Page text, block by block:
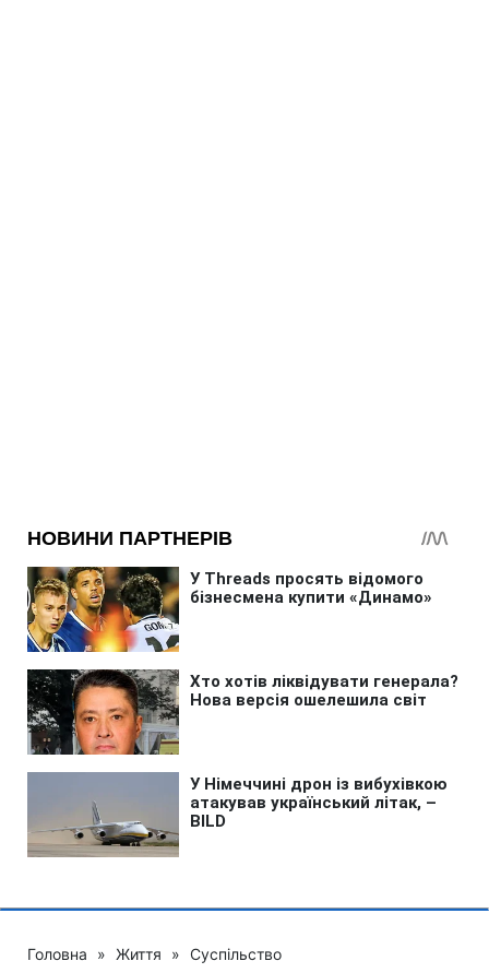
Головна » Життя » Суспільство